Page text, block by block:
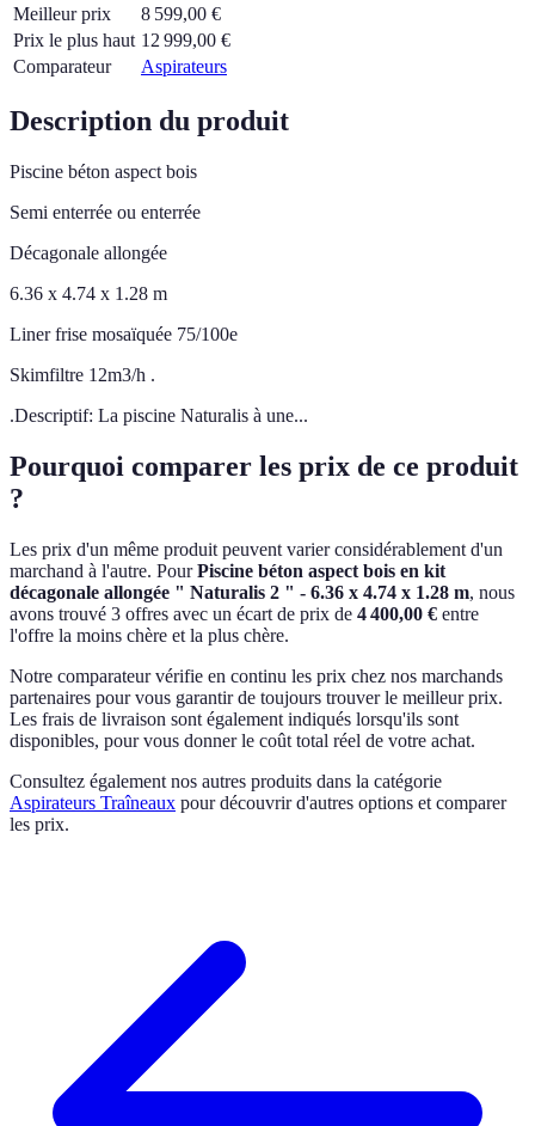
Meilleur prix
8 599,00 €
Prix le plus haut 12 999,00 €
Comparateur
Aspirateurs
Description du produit
Piscine béton aspect bois
Semi enterrée ou enterrée
Décagonale allongée
6.36 x 4.74 x 1.28 m
Liner frise mosaïquée 75/100e
Skimfiltre 12m3/h .
.Descriptif: La piscine Naturalis à une...
Pourquoi comparer les prix de ce produit
?
Les prix d'un même produit peuvent varier considérablement d'un
marchand à l'autre. PourPiscine béton aspect bois en kit
décagonale allongée " Naturalis 2 " - 6.36 x 4.74 x 1.28 m, nous
avons trouvé 3 offres avec un écart de prix de 4 400,00 € entre
l'offre la moins chère et la plus chère.
Notre comparateur vérifie en continu les prix chez nos marchands
partenaires pour vous garantir de toujours trouver le meilleur prix.
Les frais de livraison sont également indiqués lorsqu'ils sont
disponibles, pour vous donner le coût total réel de votre achat.
Consultez également nos autres produits dans la catégorie
Aspirateurs Traîneaux pour découvrir d'autres options et comparer
les prix.